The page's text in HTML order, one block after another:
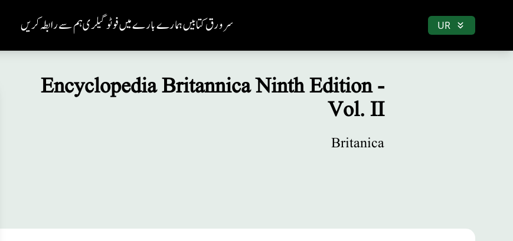
ہم سے رابطہ کریںفوٹو گیلریہمارے بارے میںکتابیںسر ورق UR
Encyclopedia Britannica Ninth Edition -
Vol. II
Britanica